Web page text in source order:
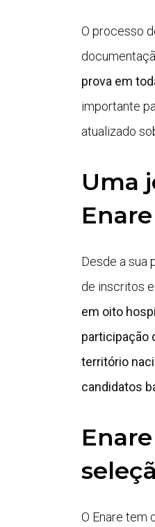
O processo
prova em
importante
atualizado
Uma
Desde a sua
de inscritos
em oito
participação
território
candidatos
O Enare tem